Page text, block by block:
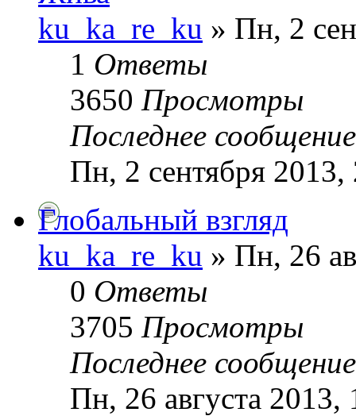
ku_ka_re_ku » Пн, 2
1 Ответы
3650 Просмотры
Последнее
Пн, 2 сентября 2013,
Глобальный взгляд
ku_ka_re_ku » Пн, 26
0 Ответы
3705 Просмотры
Последнее
Пн, 26 августа 2013,